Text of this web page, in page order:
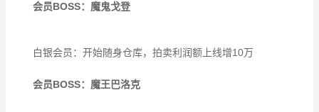
会员BOSS：魔鬼戈登
白银会员：开始随身仓库，拍卖利润额上线增10万
会员BOSS：魔王巴洛克